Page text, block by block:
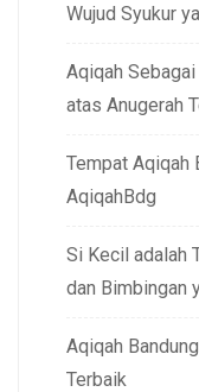
Wujud Syukur
Aqiqah Sebagai
atas Anugerah
Tempat Aqiqah
AqiqahBdg
Si Kecil adalah
dan Bimbingan
Aqiqah
Terbaik